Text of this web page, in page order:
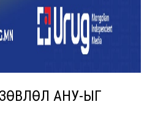
АНУ-ЫГ